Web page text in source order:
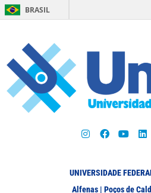
BRASIL
UNIVERSIDADE
Alfenas | Poços de